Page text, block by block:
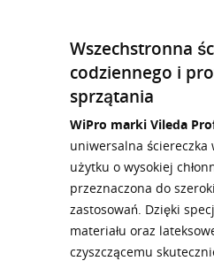
Wszechstronna
codziennego i
sprzątania
WiPro marki Vileda
uniwersalna ściereczka
użytku o wysokiej
przeznaczona do
zastosowań. Dzięki
materiału oraz
czyszczącemu